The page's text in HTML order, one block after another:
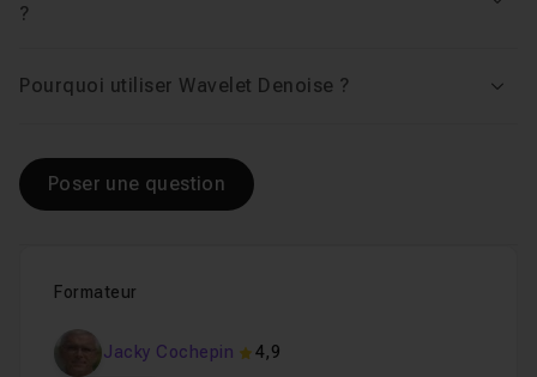
Formateur
Jacky Cochepin 4,9
?
Pourquoi utiliser Wavelet Denoise ?
Poser une question